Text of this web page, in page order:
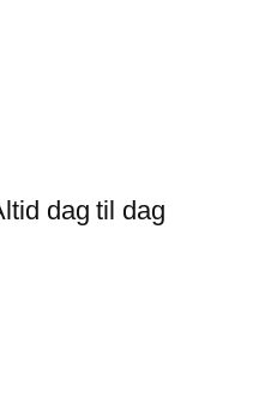
dag til dag